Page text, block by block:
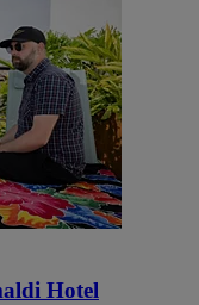
Hotel